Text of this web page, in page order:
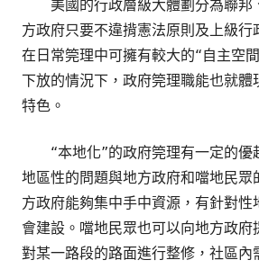
美國的行政層級大體劃分為聯邦
方政府只要不違揹憲法原則及上級行
在日常筦理中可擁有較大的“自主空
下放的情況下，政府筦理職能也就體
特色。
“本地化”的政府筦理有一定的優
地區性的問題與地方政府和噹地民眾
方政府能夠集中手中資源，有針對性
會建設。噹地民眾也可以向地方政府
對某一路段的路面進行整修，社區內